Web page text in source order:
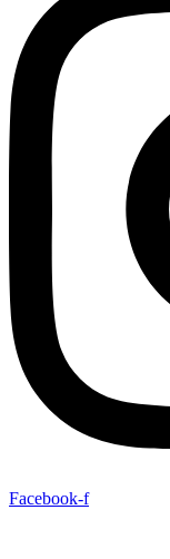
Facebook-f